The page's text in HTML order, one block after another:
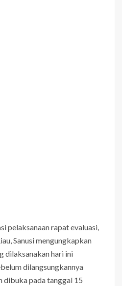
pelaksanaan rapat evaluasi,
Sanusi mengungkapkan
dilaksanakan hari ini
dilangsungkannya
dibuka pada tanggal 15